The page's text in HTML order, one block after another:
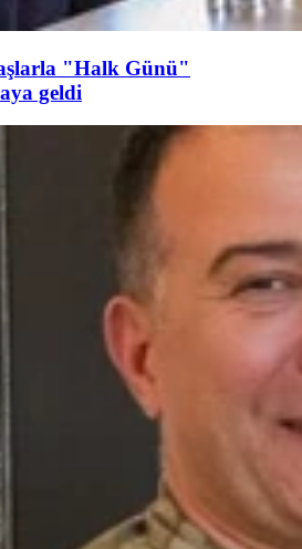
"Halk Günü"
geldi